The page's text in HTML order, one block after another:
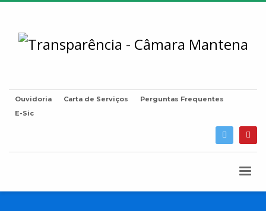
Ouvidoria Carta de Serviços
Perguntas Frequentes
E-Sic